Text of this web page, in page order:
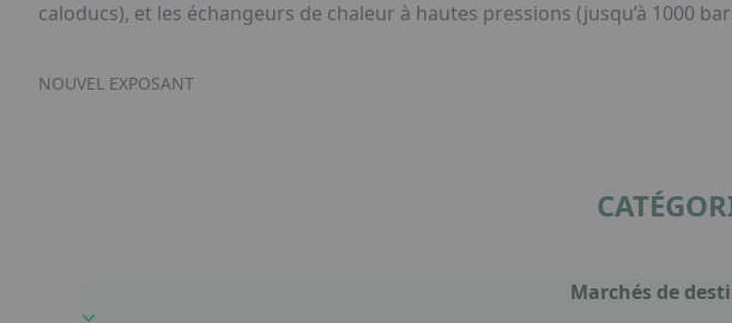
caloducs), et les échangeurs de chaleur à hautes pressions (jusqu’à 1000
NOUVEL EXPOSANT
Marchés de